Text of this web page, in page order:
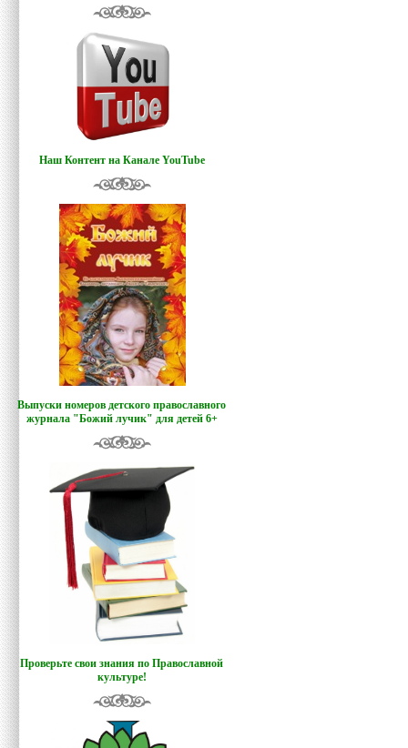
Наш Контент на Канале YouTube
Выпуски номеров детского православного
журнала "Божий лучик" для детей 6+
Проверьте свои знания по Православной
культуре!